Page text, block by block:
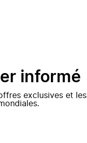
informé
exclusives et les